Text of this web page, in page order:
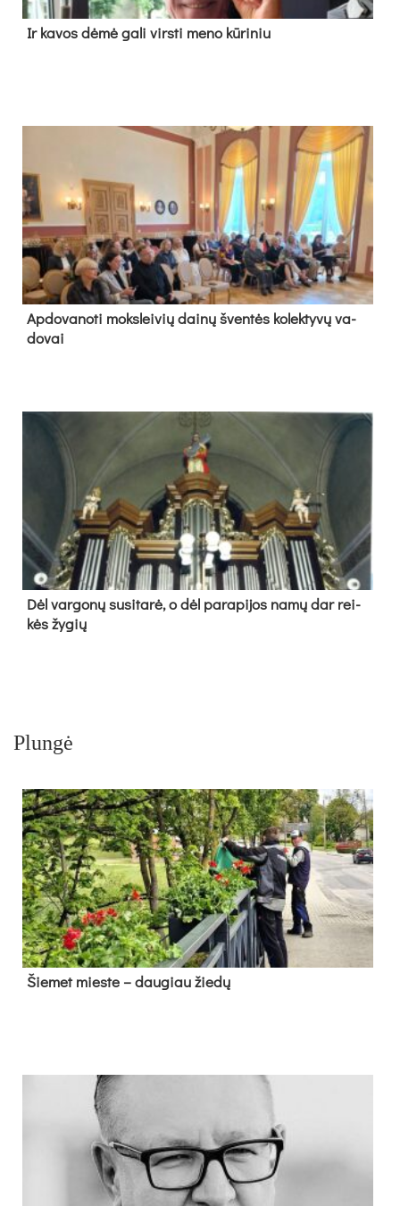
Ir ka­vos dė­mė ga­li virs­ti me­no kū­ri­niu
Ap­do­va­no­ti moks­lei­vių dai­nų šven­tės ko­lek­ty­vų va­
do­vai
Dėl var­go­nų su­si­ta­rė, o dėl pa­ra­pi­jos na­mų dar rei­
kės žy­gių
Plungė
Šie­met mies­te – dau­giau žie­dų